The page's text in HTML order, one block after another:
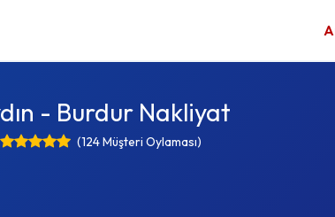
- Burdur Nakliyat
(124 Müşteri Oylaması)